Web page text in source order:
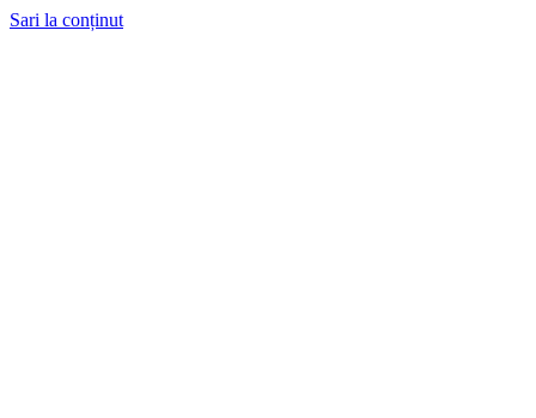
Sari la conținut